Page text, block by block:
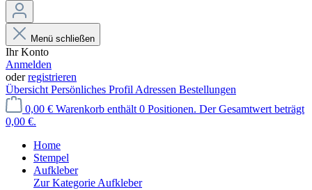
Menü schließen
Ihr Konto
Anmelden
oderregistrieren
Übersicht Persönliches Profil Adressen Bestellungen
0,00 € Warenkorb enthält 0 Positionen. Der Gesamtwert beträgt
0,00 €.
Home
Stempel
Aufkleber
Zur Kategorie Aufkleber